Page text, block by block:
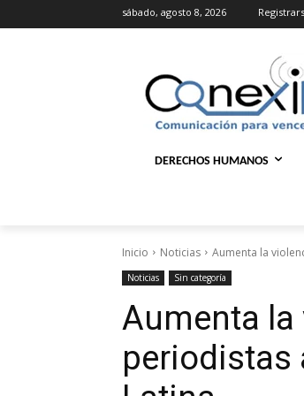
sábado, agosto 8, 2026
DERECHOS HUMANOS
Inicio Noticias Aumenta la
Noticias Sin categoría
Aumenta
periodistas